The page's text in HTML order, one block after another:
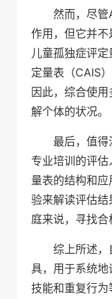
然而，尽管
作用，但它并
儿童孤独症评
定量表（CAIS
因此，综合使
解个体的状况。
最后，值得
专业培训的评
量表的结构和
验来解读评估
庭来说，寻找合
综上所述，
具，用于系统
技能和重复行